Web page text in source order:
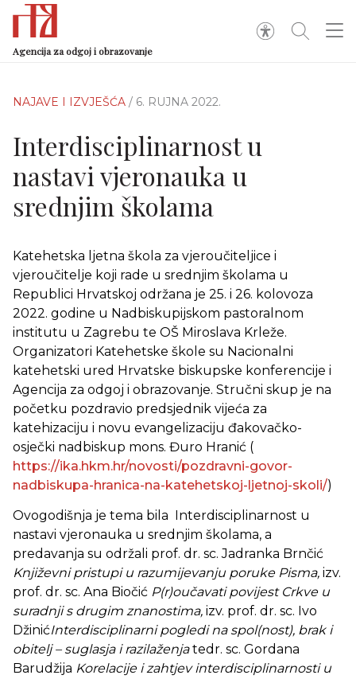
Agencija za odgoj i obrazovanje
NAJAVE I IZVJEŠĆA / 6. RUJNA 2022.
Interdisciplinarnost u
nastavi vjeronauka u
srednjim školama
Katehetska ljetna škola za vjeroučiteljice i
vjeroučitelje koji rade u srednjim školama u
Republici Hrvatskoj održana je 25. i 26. kolovoza
2022. godine u Nadbiskupijskom pastoralnom
institutu u Zagrebu te OŠ Miroslava Krleže.
Organizatori Katehetske škole su Nacionalni
katehetski ured Hrvatske biskupske konferencije i
Agencija za odgoj i obrazovanje. Stručni skup je na
početku pozdravio predsjednik vijeća za
katehizaciju i novu evangelizaciju đakovačko-
osječki nadbiskup mons. Đuro Hranić (
https://ika.hkm.hr/novosti/pozdravni-govor-
nadbiskupa-hranica-na-katehetskoj-ljetnoj-skoli/)
Ovogodišnja je tema bila Interdisciplinarnost u
nastavi vjeronauka u srednjim školama, a
predavanja su održali prof. dr. sc. Jadranka Brnčić
Književni pristupi u razumijevanju poruke Pisma, izv.
prof. dr. sc. Ana Biočić P(r)oučavati povijest Crkve u
suradnji s drugim znanostima, izv. prof. dr. sc. Ivo
DžinićInterdisciplinarni pogledi na spol(nost), brak i
obitelj – suglasja i razilaženjatedr. sc. Gordana
Barudžija Korelacije i zahtjev interdisciplinarnosti u